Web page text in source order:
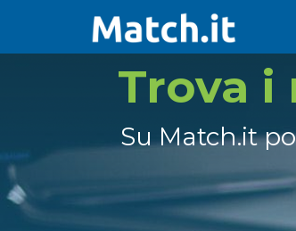
Trova i
Su Match.it